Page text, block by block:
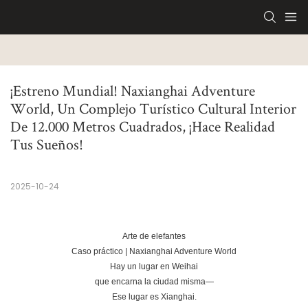
¡Estreno Mundial! Naxianghai Adventure
World, Un Complejo Turístico Cultural Interior
De 12.000 Metros Cuadrados, ¡hace Realidad
Tus Sueños!
2025-10-24
Arte de elefantes
Caso práctico | Naxianghai Adventure World
Hay un lugar en Weihai
que encarna la ciudad misma—
Ese lugar es Xianghai.